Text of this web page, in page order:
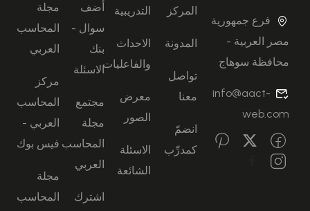
فرع جمهورية
مصر العربية -
محافظة سوهاج
info@aact-
web.com
المركز
المدونة
تواصل
معنا
انضمّ
كمدرِّب
التدريبية
الاحداث
والفاعليات
معرض
الصور
الاسئلة
الشائعة
أضف
سوال -
بنك
الاسئلة
مجتمع
مجلة
المحاسب
العربي
اشترك
مجلة
المحاسب
العربي
مركز
المحاسب
العربي -
فيس بوك
مجلة
المحاسب